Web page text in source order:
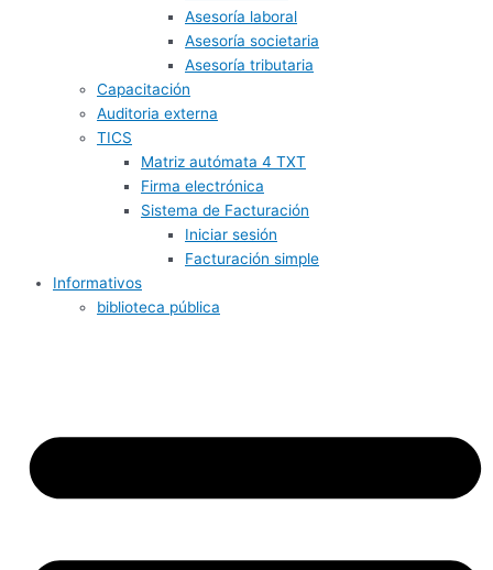
Asesoría laboral
Asesoría societaria
Asesoría tributaria
Capacitación
Auditoria externa
TICS
Matriz autómata 4 TXT
Firma electrónica
Sistema de Facturación
Iniciar sesión
Facturación simple
Informativos
biblioteca pública